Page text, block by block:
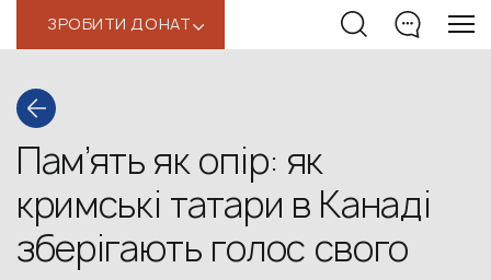
ЗРОБИТИ ДОНАТ‹
Пам’ять як опір: як
кримські татари в Канаді
зберігають голос свого